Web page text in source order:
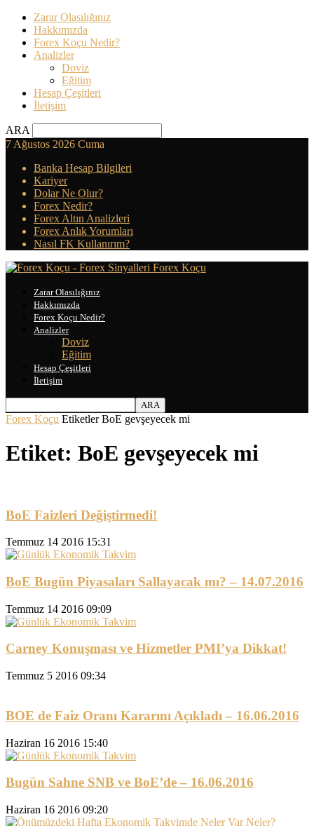
Zarar Olasılığınız
Hakkımızda
Forex Koçu Nedir?
Analizler
Doviz
Eğitim
Hesap Çeşitleri
İletişim
ARA
7 Ağustos 2026 Cuma
Banka Hesap Bilgileri
Kariyer
Dolar Ne Olur?
Forex Nedir?
Forex Altın Analizleri
Forex Anlık Yorumları
Nasıl FK Kullanırım?
Forex Koçu
Zarar Olasılığınız
Hakkımızda
Forex Koçu Nedir?
Analizler
Doviz
Eğitim
Hesap Çeşitleri
İletişim
Forex Koçu Etiketler BoE gevşeyecek mi
Etiket: BoE gevşeyecek mi
BoE Faizleri Değiştirmedi!
Temmuz 14 2016 15:31
BoE Bugün Piyasaları Sallayacak mı? – 14.07.2016
Temmuz 14 2016 09:09
Carney Konuşması ve Hizmetler PMI’ya Dikkat!
Temmuz 5 2016 09:34
BOE de Faiz Oranı Kararını Açıkladı – 16.06.2016
Haziran 16 2016 15:40
Bugün Sahne SNB ve BoE’de – 16.06.2016
Haziran 16 2016 09:20